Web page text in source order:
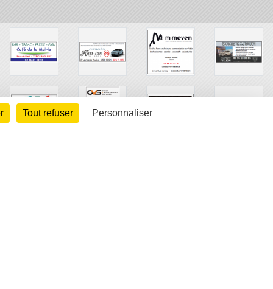
Tout refuser Personnaliser